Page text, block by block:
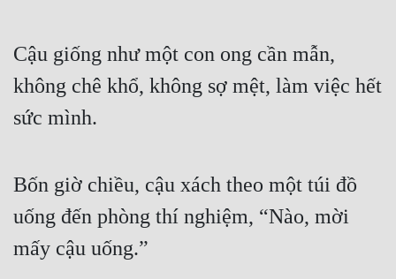
Học Đường
Khoa Huyễn
Kỳ Huyễn
Cậu giống như một con ong cần mẫn,
không chê khổ, không sợ mệt, làm việc hết
sức mình.
Bốn giờ chiều, cậu xách theo một túi đồ
uống đến phòng thí nghiệm, “Nào, mời
mấy cậu uống.”